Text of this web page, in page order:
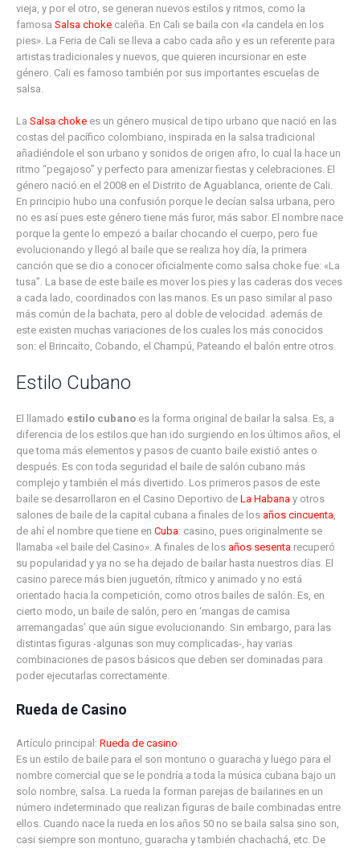
vieja, y por el otro, se generan nuevos estilos y ritmos, como la
famosaSalsa choke caleña. En Cali se baila con «la candela en los
pies». La Feria de Cali se lleva a cabo cada año y es un referente para
artistas tradicionales y nuevos, que quieren incursionar en este
género. Cali es famoso también por sus importantes escuelas de
salsa.
LaSalsa choke es un género musical de tipo urbano que nació en las
costas del pacífico colombiano, inspirada en la salsa tradicional
añadiéndole el son urbano y sonidos de origen afro, lo cual la hace un
ritmo “pegajoso” y perfecto para amenizar fiestas y celebraciones. El
género nació en el 2008 en el Distrito de Aguablanca, oriente de Cali.
En principio hubo una confusión porque le decían salsa urbana, pero
no es así pues este género tiene más furor, más sabor. El nombre nace
porque la gente lo empezó a bailar chocando el cuerpo, pero fue
evolucionando y llegó al baile que se realiza hoy día, la primera
canción que se dio a conocer oficialmente como salsa choke fue: «La
tusa”. La base de este baile es mover los pies y las caderas dos veces
a cada lado, coordinados con las manos. Es un paso similar al paso
más común de la bachata, pero al doble de velocidad. además de
este existen muchas variaciones de los cuales los más conocidos
son: el Brincaíto, Cobando, el Champú, Pateando el balón entre otros.
Estilo Cubano
El llamado estilo cubano es la forma original de bailar la salsa. Es, a
diferencia de los estilos que han ido surgiendo en los últimos años, el
que toma más elementos y pasos de cuanto baile existió antes o
después. Es con toda seguridad el baile de salón cubano más
complejo y también el más divertido. Los primeros pasos de este
baile se desarrollaron en el Casino Deportivo deLa Habana y otros
salones de baile de la capital cubana a finales de losaños cincuenta
de ahí el nombre que tiene enCuba: casino, pues originalmente se
llamaba «el baile del Casino». A finales de losaños sesenta recuperó
su popularidad y ya no se ha dejado de bailar hasta nuestros días. El
casino parece más bien juguetón, rítmico y animado y no está
orientado hacia la competición, como otros bailes de salón. Es, en
cierto modo, un baile de salón, pero en ‘mangas de camisa
arremangadas’ que aún sigue evolucionando. Sin embargo, para las
distintas figuras -algunas son muy complicadas-, hay varias
combinaciones de pasos básicos que deben ser dominadas para
poder ejecutarlas correctamente.
Rueda de Casino
Artículo principal:Rueda de casino
Es un estilo de baile para el son montuno o guaracha y luego para el
nombre comercial que se le pondría a toda la música cubana bajo un
solo nombre, salsa. La rueda la forman parejas de bailarines en un
número indeterminado que realizan figuras de baile combinadas entre
ellos. Cuando nace la rueda en los años 50 no se baila salsa sino son,
casi siempre son montuno, guaracha y también chachachá, etc. De